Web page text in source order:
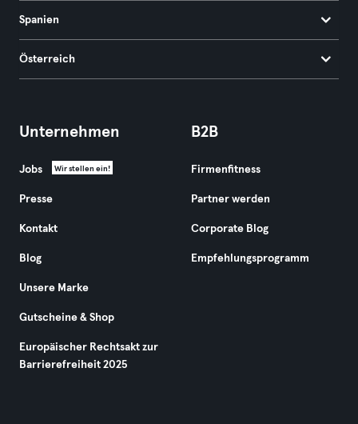
Spanien
Österreich
Unternehmen
Jobs Wir stellen ein!
Presse
Kontakt
Blog
Unsere Marke
Gutscheine & Shop
Europäischer Rechtsakt zur
Barrierefreiheit 2025
B2B
Firmenfitness
Partner werden
Corporate Blog
Empfehlungsprogramm